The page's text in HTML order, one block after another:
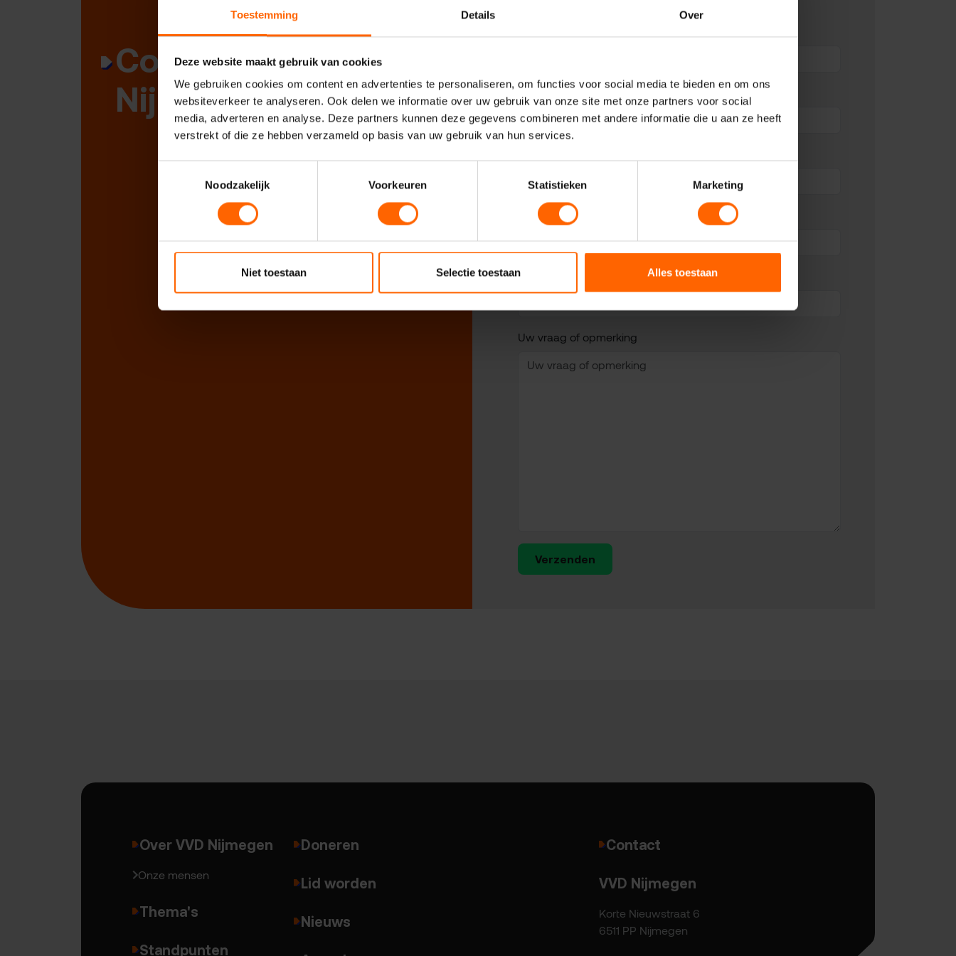
Toestemming Details Over
Deze website maakt gebruik van cookies
We gebruiken cookies om content en advertenties te personaliseren, om functies voor social media te bieden en om ons
websiteverkeer te analyseren. Ook delen we informatie over uw gebruik van onze site met onze partners voor social
media, adverteren en analyse. Deze partners kunnen deze gegevens combineren met andere informatie die u aan ze heeft
verstrekt of die ze hebben verzameld op basis van uw gebruik van hun services.
Noodzakelijk
Voorkeuren Statistieken Marketing
Niet toestaan Selectie toestaan Alles toestaan
Contact met VVD
Nijmegen
Uw e-mailadres*
Uw woonplaats
Geadresseerde
Uw vraag of opmerking
Verzenden
Over VVD Nijmegen
Onze mensen
Thema's
Standpunten
Doneren
Lid worden
Nieuws
Contact
VVD Nijmegen
Korte Nieuwstraat 6
6511 PP Nijmegen